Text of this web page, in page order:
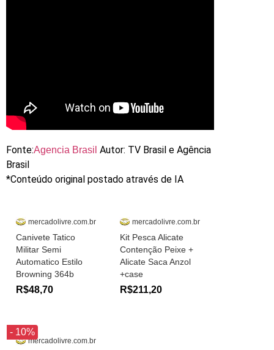
Fonte:Agencia Brasil Autor: TV Brasil e Agência
Brasil
*Conteúdo original postado através de IA
mercadolivre.com.br
Canivete Tatico
Militar Semi
Automatico Estilo
Browning 364b
R$48,70
mercadolivre.com.br
Kit Pesca Alicate
Contenção Peixe +
Alicate Saca Anzol
+case
R$211,20
- 10%
mercadolivre.com.br